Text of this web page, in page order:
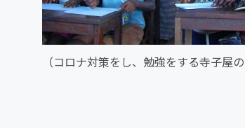
（コロナ対策をし、勉強をする寺子屋の